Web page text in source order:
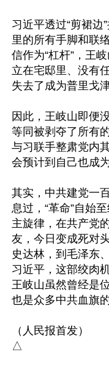
习近平透过“剪裙边
里的所有手脚和联
信作为“杠杆”，王
立在宅邸里、没有
失去了成为普里戈
因此，王岐山即便
等同被剥夺了所有
与习联手整肃党内
会预计到自己也成
其实，中共建党一
息过，“革命”自始
主旋律，在共产党
友，今日变成死对
史达林，到毛泽东
习近平，这部绞肉
王岐山虽然曾经是
也是众多中共血旗
（人民报首发）